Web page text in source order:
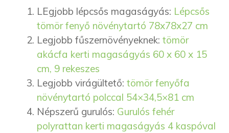
LEgjobb lépcsős magaságyás: Lépcsős
tömör fenyő növénytartó 78x78x27 cm
Legjobb fűszernövényeknek: tömör
akácfa kerti magaságyás 60 x 60 x 15
cm, 9 rekeszes
Legjobb virágültető: tömör fenyőfa
növénytartó polccal 54×34,5×81 cm
Népszerű gurulós: Gurulós fehér
polyrattan kerti magaságyás 4 kaspóval